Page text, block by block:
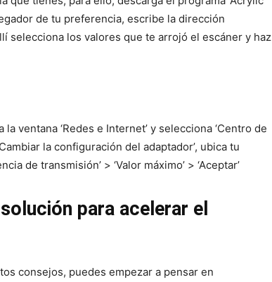
de tu preferencia, escribe la dirección
selecciona los valores que te arrojó el escáner y haz
ventana ‘Redes e Internet’ y selecciona ‘Centro de
la configuración del adaptador’, ubica tu
de transmisión’ > ‘Valor máximo’ > ‘Aceptar’
para acelerar el
consejos, puedes empezar a pensar en